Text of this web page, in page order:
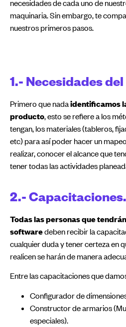
necesidades de cada uno de
maquinaria. Sin embargo, te
nuestros primeros pasos.
1.- Necesidades
Primero que nada identificamos
producto, esto se refiere a los
tengan, los materiales (tableros,
etc) para así poder hacer un
realizar, conocer el alcance que
tener todas las actividades
2.- Capacitaciones.
Todas las personas que
softwaredeben recibir la
cualquier duda y tener certeza en
realicen se harán de manera
Entre las capacitaciones que
Configurador de
Constructor de armarios
especiales).